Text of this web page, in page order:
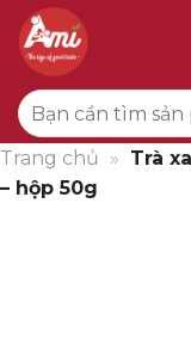
qua
dung
Tìm
kiếm:
Trang chủ » Trà
– hộp 50g